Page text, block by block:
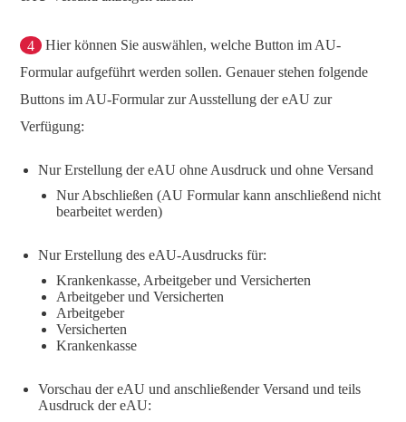
4
Hier können Sie auswählen, welche Button im AU-
Formular aufgeführt werden sollen. Genauer stehen folgende
Buttons im AU-Formular zur Ausstellung der eAU zur
Verfügung:
Nur Erstellung der eAU ohne Ausdruck und ohne Versand
Nur Abschließen (AU Formular kann anschließend nicht
bearbeitet werden)
Nur Erstellung des eAU-Ausdrucks für:
Krankenkasse, Arbeitgeber und Versicherten
Arbeitgeber und Versicherten
Arbeitgeber
Versicherten
Krankenkasse
Vorschau der eAU und anschließender Versand und teils
Ausdruck der eAU: